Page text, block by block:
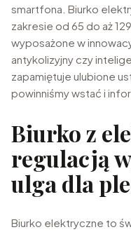
smartfona. Biurko
zakresie od 65 do aż
wyposażone w
antykolizyjny czy
zapamiętuje ulubione
powinniśmy wstać i
Biurko z
regulacją
ulga dla
Biurko elektryczne to